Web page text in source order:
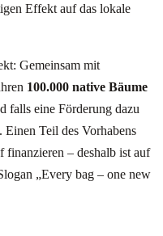
Effekt auf das lokale
Gemeinsam mit
100.000 native Bäume
falls eine Förderung dazu
Teil des Vorhabens
– deshalb ist auf
„Every bag – one new